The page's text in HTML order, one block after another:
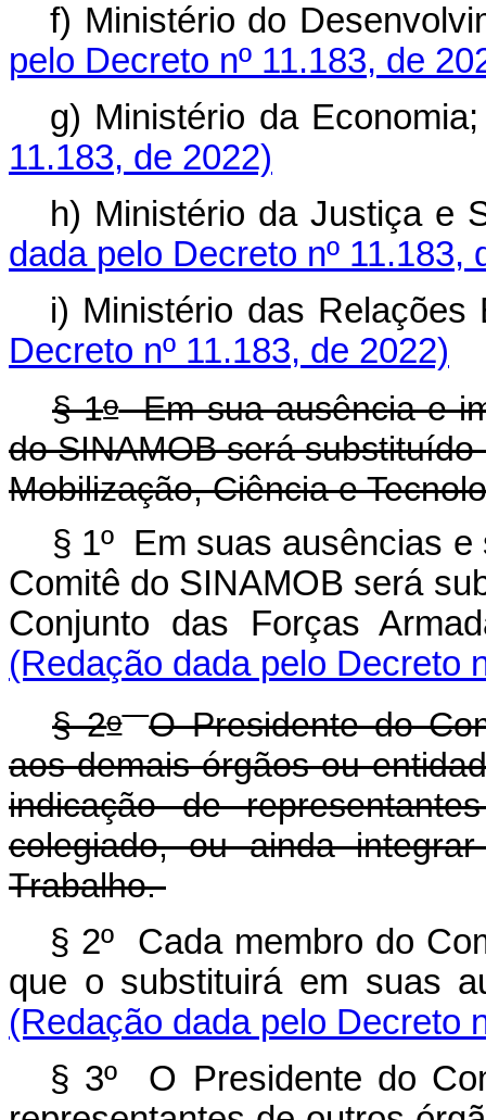
f) Ministério do
pelo Decreto nº 11.183, de
g) Ministério da
11.183, de 2022)
h) Ministério da
dada pelo Decreto nº 11.183,
i) Ministério das
Decreto nº 11.183, de 2022)
§ 1oEm sua ausência e
do SINAMOB será
Mobilização, Ciência e
§ 1º Em suas ausências
Comitê do SINAMOB será
Conjunto das Forças
(Redação dada pelo Decreto
§ 2o
O Presidente do
aos demais órgãos ou
indicação de
colegiado, ou ainda
Trabalho.
§ 2º Cada membro do
que o substituirá em suas
(Redação dada pelo Decreto
§ 3º O Presidente do